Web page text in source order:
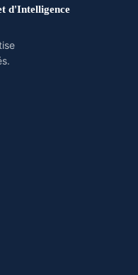
d'Intelligence